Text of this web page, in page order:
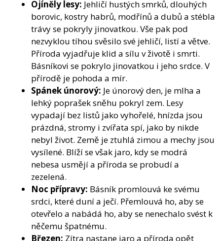
Ojíněly lesy: Jehličí hustých smrků, dlouhých
borovic, kostry habrů, modřínů a dubů a stébla
trávy se pokryly jinovatkou. Vše pak pod
nezvyklou tíhou svěsilo své jehličí, listí a větve.
Příroda vyjadřuje klid a sílu v životě i smrti.
Básníkovi se pokrylo jinovatkou i jeho srdce. V
přírodě je pohoda a mír.
Spánek únorový: Je únorový den, je mlha a
lehký poprašek sněhu pokryl zem. Lesy
vypadají bez listů jako vyhořelé, hnízda jsou
prázdná, stromy i zvířata spí, jako by nikde
nebyl život. Země je ztuhlá zimou a mechy jsou
vysílené. Blíží se však jaro, kdy se modrá
nebesa usmějí a příroda se probudí a
zezelená.
Noc přípravy: Básník promlouvá ke svému
srdci, které duní a ječí. Přemlouvá ho, aby se
otevřelo a nabádá ho, aby se nenechalo svést k
něčemu špatnému.
Březen: Zítra nastane jaro a příroda opět